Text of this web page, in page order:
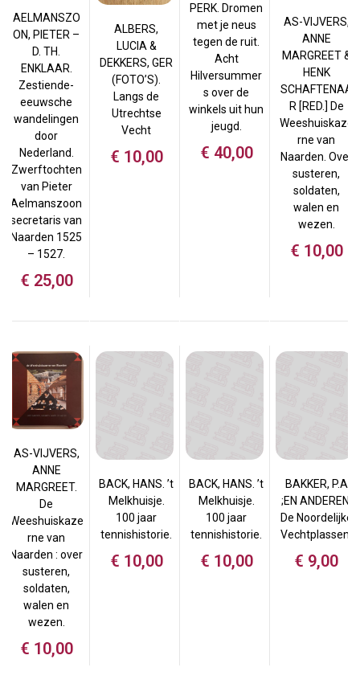
AELMANSZO
ON, PIETER –
D. TH.
ENKLAAR.
Zestiende-
eeuwsche
wandelingen
door
Nederland.
Zwerftochten
van Pieter
Aelmanszoon
secretaris van
Naarden 1525
– 1527.
€ 25,00
ALBERS,
LUCIA &
DEKKERS, GER
(FOTO’S).
Langs de
Utrechtse
Vecht
€ 10,00
PERK. Dromen
met je neus
tegen de ruit.
Acht
Hilversummer
s over de
winkels uit hun
jeugd.
€ 40,00
AS-VIJVERS,
ANNE
MARGREET &
HENK
SCHAFTENAA
R [RED.] De
Weeshuiskaze
rne van
Naarden. Over
susteren,
soldaten,
walen en
wezen.
€ 10,00
AS-VIJVERS,
ANNE
MARGREET.
De
Weeshuiskaze
rne van
Naarden : over
susteren,
soldaten,
walen en
wezen.
€ 10,00
BACK, HANS. ’t
Melkhuisje.
100 jaar
tennishistorie.
€ 10,00
BACK, HANS. ’t
Melkhuisje.
100 jaar
tennishistorie.
€ 10,00
BAKKER, P.A
;EN ANDEREN.
De Noordelijke
Vechtplassen.
€ 9,00